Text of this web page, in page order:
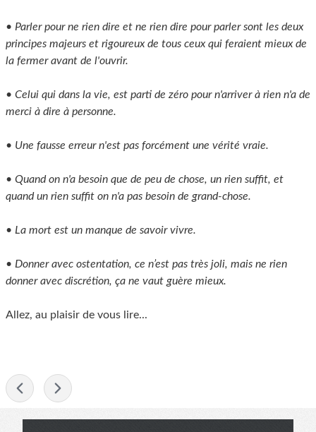
• Parler pour ne rien dire et ne rien dire pour parler sont les deux
principes majeurs et rigoureux de tous ceux qui feraient mieux de
la fermer avant de l'ouvrir.
• Celui qui dans la vie, est parti de zéro pour n'arriver à rien n'a de
merci à dire à personne.
• Une fausse erreur n'est pas forcément une vérité vraie.
• Quand on n'a besoin que de peu de chose, un rien suffit, et
quand un rien suffit on n'a pas besoin de grand-chose.
• La mort est un manque de savoir vivre.
• Donner avec ostentation, ce n’est pas très joli, mais ne rien
donner avec discrétion, ça ne vaut guère mieux.
Allez, au plaisir de vous lire...